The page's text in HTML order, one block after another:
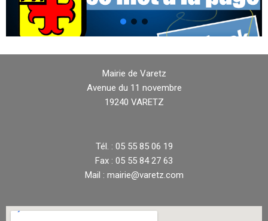
Mairie de Varetz
Avenue du 11 novembre
19240 VARETZ
Tél. : 05 55 85 06 19
Fax : 05 55 84 27 63
Mail : mairie@varetz.com